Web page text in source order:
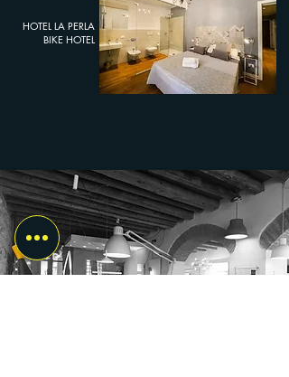
HOTEL LA PERLA
BIKE HOTEL